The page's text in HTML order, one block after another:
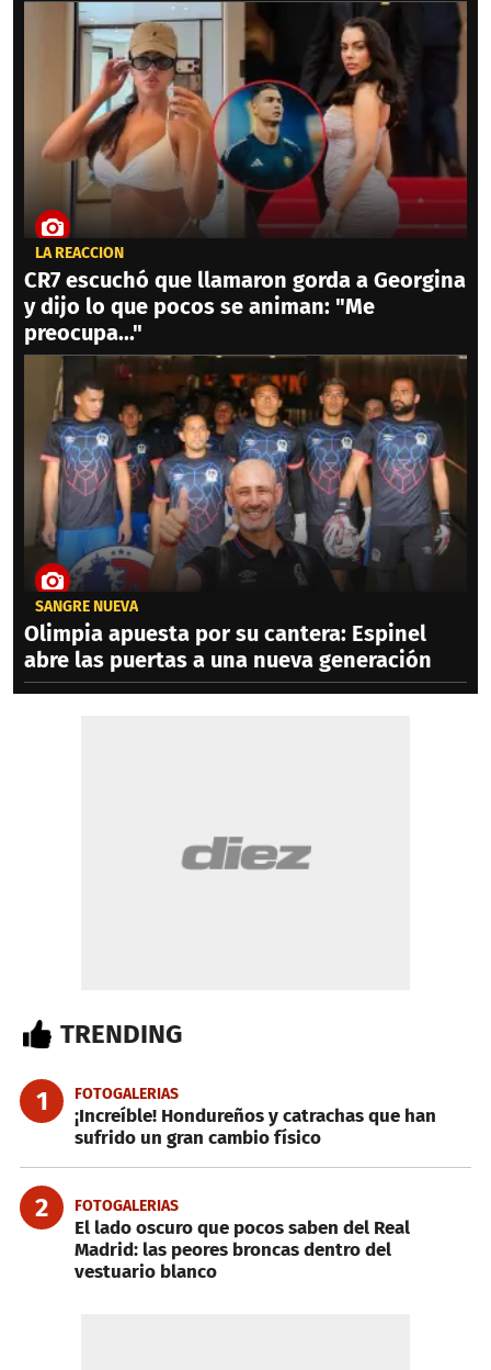
LA REACCIÓN
CR7 escuchó que llamaron gorda a Georgina
y dijo lo que pocos se animan: "Me
preocupa..."
SANGRE NUEVA
Olimpia apuesta por su cantera: Espinel
abre las puertas a una nueva generación
TRENDING
1 FOTOGALERIAS
¡Increíble! Hondureños y catrachas que han
sufrido un gran cambio físico
2 FOTOGALERIAS
El lado oscuro que pocos saben del Real
Madrid: las peores broncas dentro del
vestuario blanco